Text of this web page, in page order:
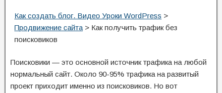
Как создать блог. Видео Уроки WordPress >
Продвижение сайта > Как получить трафик без
поисковиков
Поисковики — это основной источник трафика на любой
нормальный сайт. Около 90-95% трафика на развитый
проект приходит именно из поисковиков. Но вот